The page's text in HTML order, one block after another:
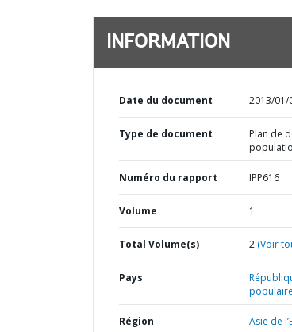
INFORMATION
Date du document 2013/01/
Type de document
Plan de
Numéro du rapport IPP616
Volume 1
Total Volume(s) 2 (Voir
Pays
Région Asie de